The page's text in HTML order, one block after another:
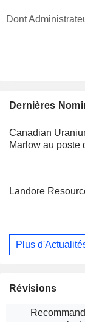
Dernières
Canadian
Marlow au poste
Landore
Plus
Dont
Révisions